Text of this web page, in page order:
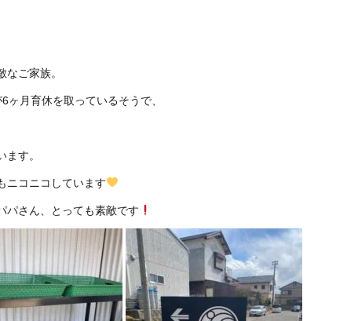
ご家族。
月育休を取っているそうで、
す。
ニコニコしています
パさん、とっても素敵です